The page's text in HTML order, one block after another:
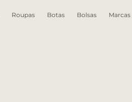
Roupas Botas Bolsas Marcas